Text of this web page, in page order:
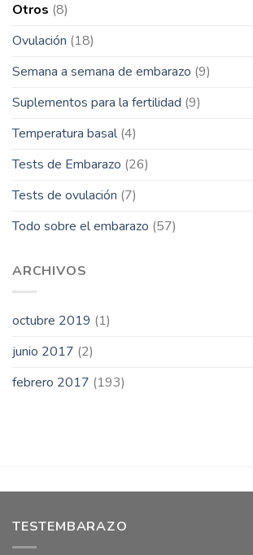
Otros (8)
Ovulación (18)
Semana a semana de embarazo (9)
Suplementos para la fertilidad (9)
Temperatura basal(4)
Tests de Embarazo (26)
Tests de ovulación (7)
Todo sobre el embarazo (57)
ARCHIVOS
octubre 2019 (1)
junio 2017 (2)
febrero 2017 (193)
TESTEMBARAZO